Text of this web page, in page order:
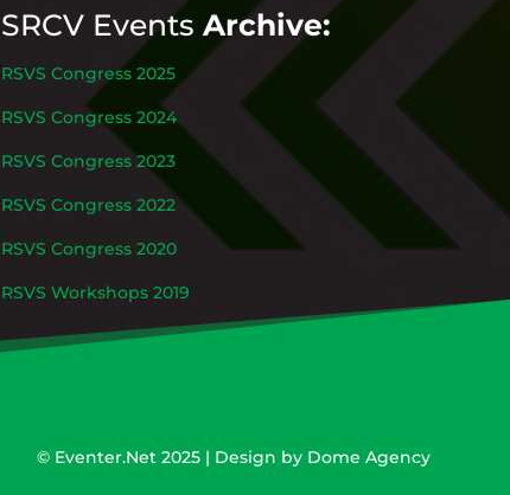
SRCV EventsArchive:
RSVS Congress 2025
RSVS Congress 2024
RSVS Congress 2023
RSVS Congress 2022
RSVS Congress 2020
RSVS Workshops 2019
© Eventer.Net 2025 | Design by Dome Agency